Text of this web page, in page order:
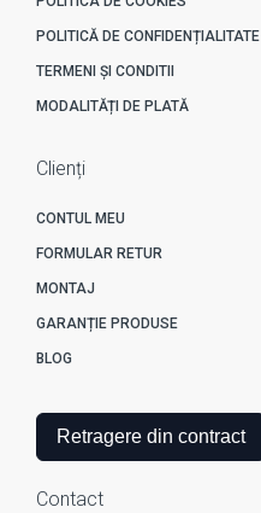
POLITICĂ DE CONFIDENȚIALITATE
TERMENI ȘI CONDITII
MODALITĂȚI DE PLATĂ
Clienți
CONTUL MEU
FORMULAR RETUR
MONTAJ
GARANȚIE PRODUSE
BLOG
Retragere din contract
Contact